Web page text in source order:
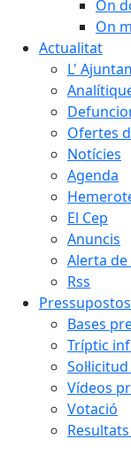
On
On
Actualitat
L'
Ofertes
Notícies
Agenda
El Cep
Anuncis
Alerta
Rss
Bases
Tríptic
Vídeos
Votació